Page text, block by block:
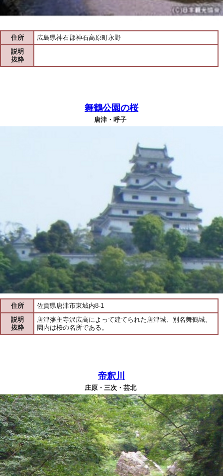
住所
広島県神石郡神石高原町永野
説明
抜粋
舞鶴公園の桜
唐津・呼子
住所
佐賀県唐津市東城内8-1
説明
抜粋
唐津藩主寺沢広高によって建てられた唐津城、別名舞鶴城。
園内は桜の名所である。
帝釈川
庄原・三次・芸北